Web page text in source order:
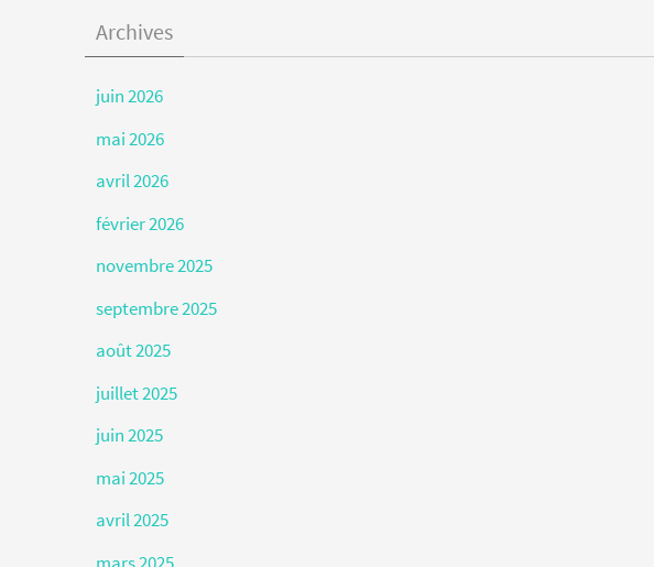
Archives
juin 2026
mai 2026
avril 2026
février 2026
novembre 2025
septembre 2025
août 2025
juillet 2025
juin 2025
mai 2025
avril 2025